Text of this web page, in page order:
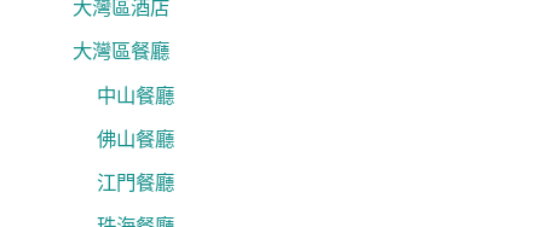
大灣區酒店
大灣區餐廳
中山餐廳
佛山餐廳
江門餐廳